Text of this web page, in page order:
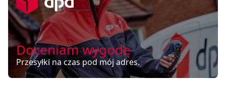
Doceniam wygodę
Przesyłki na czas pod mój adres.